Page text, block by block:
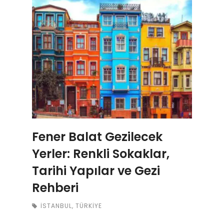
Fener Balat Gezilecek
Yerler: Renkli Sokaklar,
Tarihi Yapılar ve Gezi
Rehberi
İSTANBUL, TÜRKIYE